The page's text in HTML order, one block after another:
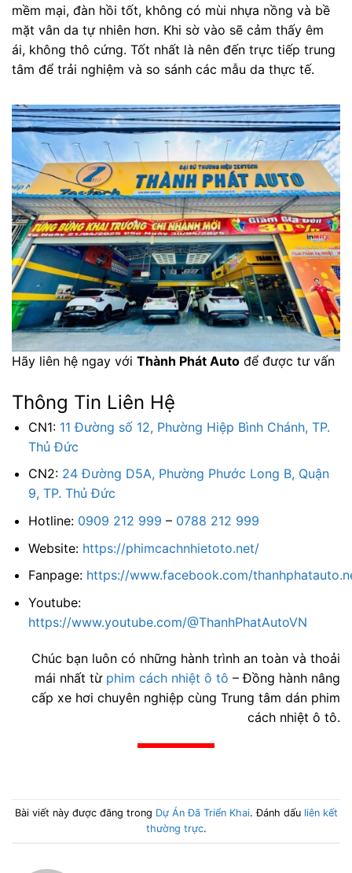
mềm mại, đàn hồi tốt, không có mùi nhựa nồng và bề
mặt vân da tự nhiên hơn. Khi sờ vào sẽ cảm thấy êm
ái, không thô cứng. Tốt nhất là nên đến trực tiếp trung
tâm để trải nghiệm và so sánh các mẫu da thực tế.
Hãy liên hệ ngay với Thành Phát Auto để được tư vấn
Thông Tin Liên Hệ
CN1: 11 Đường số 12, Phường Hiệp Bình Chánh, TP.
Thủ Đức
CN2: 24 Đường D5A, Phường Phước Long B, Quận
9, TP. Thủ Đức
Hotline: 0909 212 999 – 0788 212 999
Website: https://phimcachnhietoto.net/
Fanpage: https://www.facebook.com/
Youtube:
https://www.youtube.com/@ThanhPhatAutoVN
Chúc bạn luôn có những hành trình an toàn và thoải
mái nhất từ phim cách nhiệt ô tô – Đồng hành nâng
cấp xe hơi chuyên nghiệp cùng Trung tâm dán phim
cách nhiệt ô tô.
Bài viết này được đăng trong Dự Án Đã Triển Khai. Đánh dấu liên kết
thường trực.